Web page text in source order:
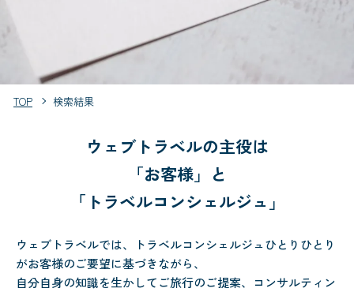
TOP 検索結果
ウェブトラベルの主役は
「お客様」と
「トラベルコンシェルジュ」
ウェブトラベルでは、トラベルコンシェルジュひとりひとり
がお客様のご要望に基づきながら、
自分自身の知識を生かしてご旅行のご提案、コンサルティン